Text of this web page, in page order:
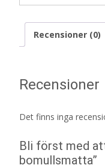
Recensioner (0)
Recensioner
Det finns inga
Bli först med
bomullsmatta”